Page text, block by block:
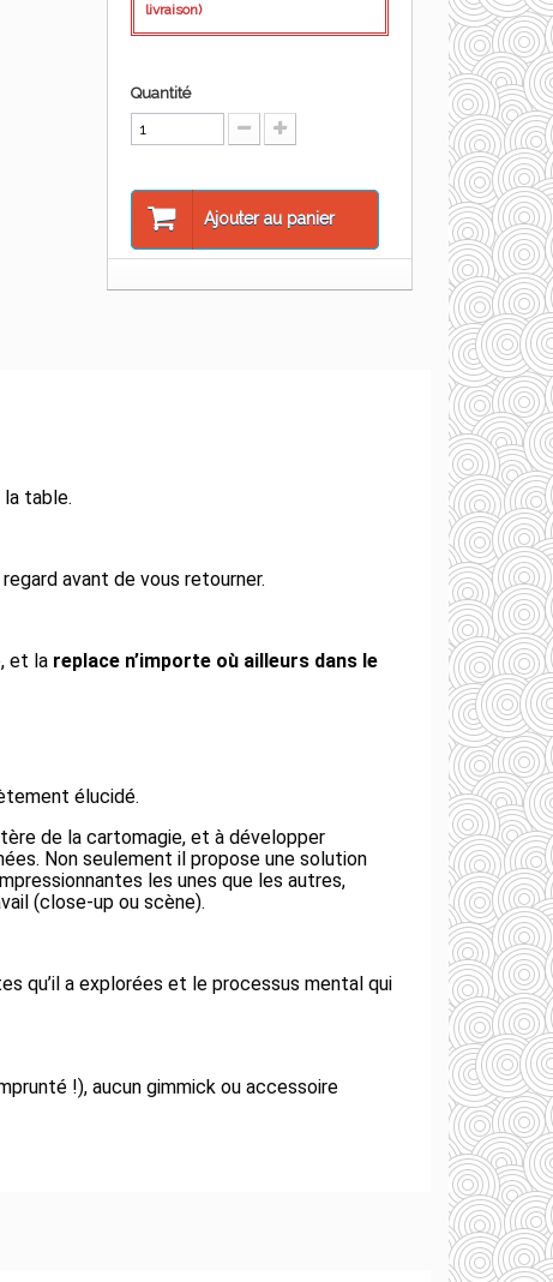
livraison)
Quantité
Ajouter au panier
table.
avant de vous retourner.
et la replace n’importe où ailleurs dans le
élucidé.
de la cartomagie, et à développer
Non seulement il propose une solution
les unes que les autres,
(close-up ou scène).
qu’il a explorées et le processus mental qui
!), aucun gimmick ou accessoire